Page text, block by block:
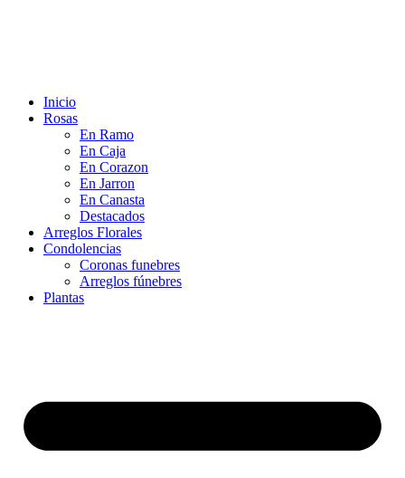
Inicio
Rosas
En Ramo
En Caja
En Corazon
En Jarron
En Canasta
Destacados
Arreglos Florales
Condolencias
Coronas funebres
Arreglos fúnebres
Plantas